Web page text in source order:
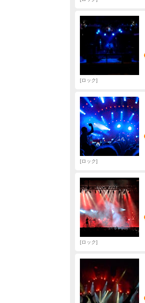
ロック
ロック
ロック